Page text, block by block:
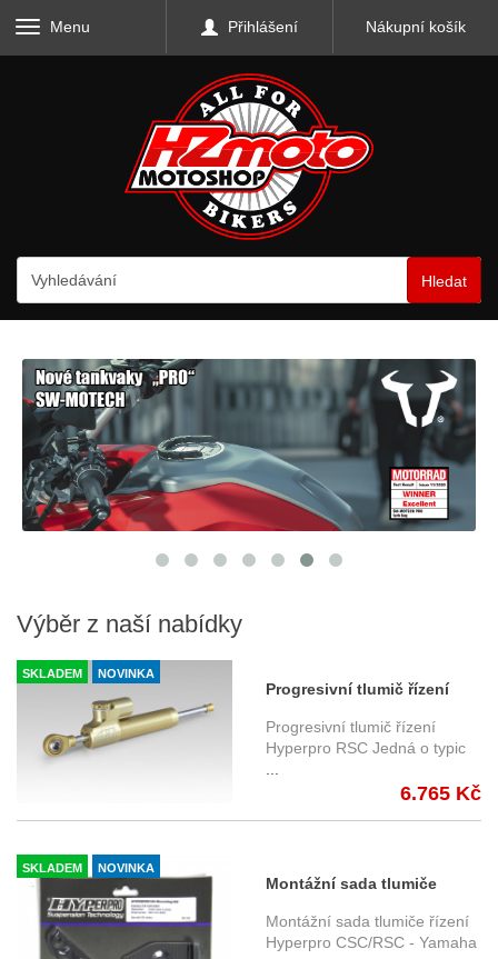
Menu Přihlášení Nákupní košík
Hledat
Výběr z naší nabídky
SKLADEM NOVINKA
Progresivní tlumič řízení
Hyperpro RSC 75 mm - zlatý
DS-075G-NP1
Progresivní tlumič řízení
Hyperpro RSC Jedná o typic
6.765 Kč
SKLADEM NOVINKA
Montážní sada tlumiče
řízení Hyperpro - XJR 1300
(02-14) černá
Montážní sada tlumiče řízení
Hyperpro CSC/RSC - Yamaha